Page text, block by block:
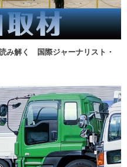
み解く 国際ジャーナリスト・